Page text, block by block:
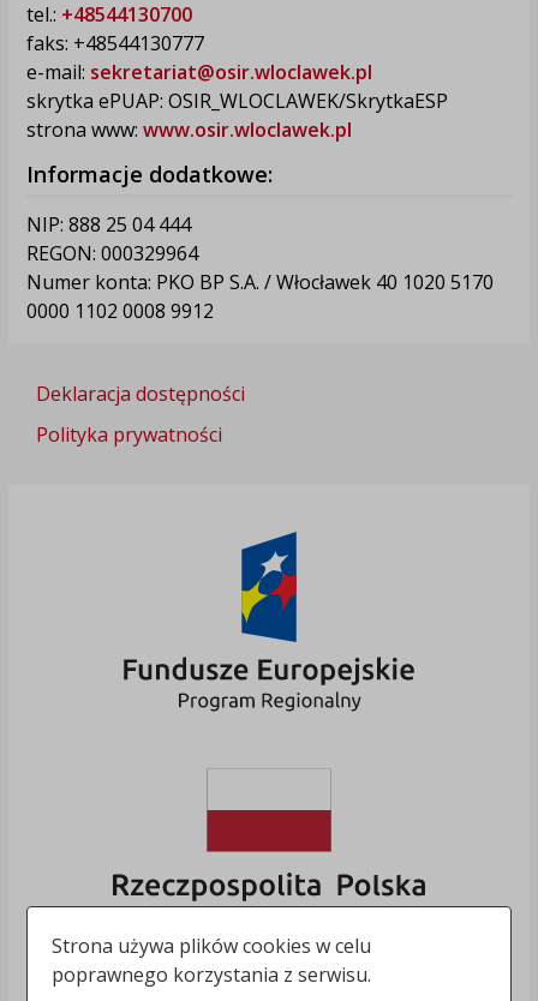
tel.: +48544130700
faks: +48544130777
e-mail: sekretariat@osir.wloclawek.pl
skrytka ePUAP: OSIR_WLOCLAWEK/SkrytkaESP
strona www: www.osir.wloclawek.pl
Informacje dodatkowe:
NIP: 888 25 04 444
REGON: 000329964
Numer konta: PKO BP S.A. / Włocławek 40 1020 5170
0000 1102 0008 9912
Deklaracja dostępności
Polityka prywatności
Strona używa plików cookies w celu
poprawnego korzystania z serwisu.